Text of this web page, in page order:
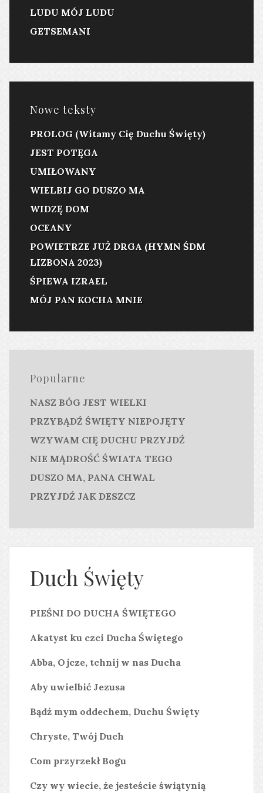
LUDU MÓJ LUDU
GETSEMANI
Nowe teksty
PROLOG (Witamy Cię Duchu Święty)
JEST POTĘGA
UMIŁOWANY
WIELBIJ GO DUSZO MA
WIDZĘ DOM
OCEANY
POWIETRZE JUŻ DRGA (HYMN ŚDM
LIZBONA 2023)
ŚPIEWA IZRAEL
MÓJ PAN KOCHA MNIE
Popularne
NASZ BÓG JEST WIELKI
PRZYBĄDŹ ŚWIĘTY NIEPOJĘTY
WZYWAM CIĘ DUCHU PRZYJDŹ
NIE MĄDROŚĆ ŚWIATA TEGO
DUSZO MA, PANA CHWAL
PRZYJDŹ JAK DESZCZ
Duch Święty
PIEŚNI DO DUCHA ŚWIĘTEGO
Akatyst ku czci Ducha Świętego
Abba, Ojcze, tchnij w nas Ducha
Aby uwielbić Jezusa
Bądź mym oddechem, Duchu Święty
Chryste, Twój Duch
Com przyrzekł Bogu
Czy wy wiecie, że jesteście świątynią